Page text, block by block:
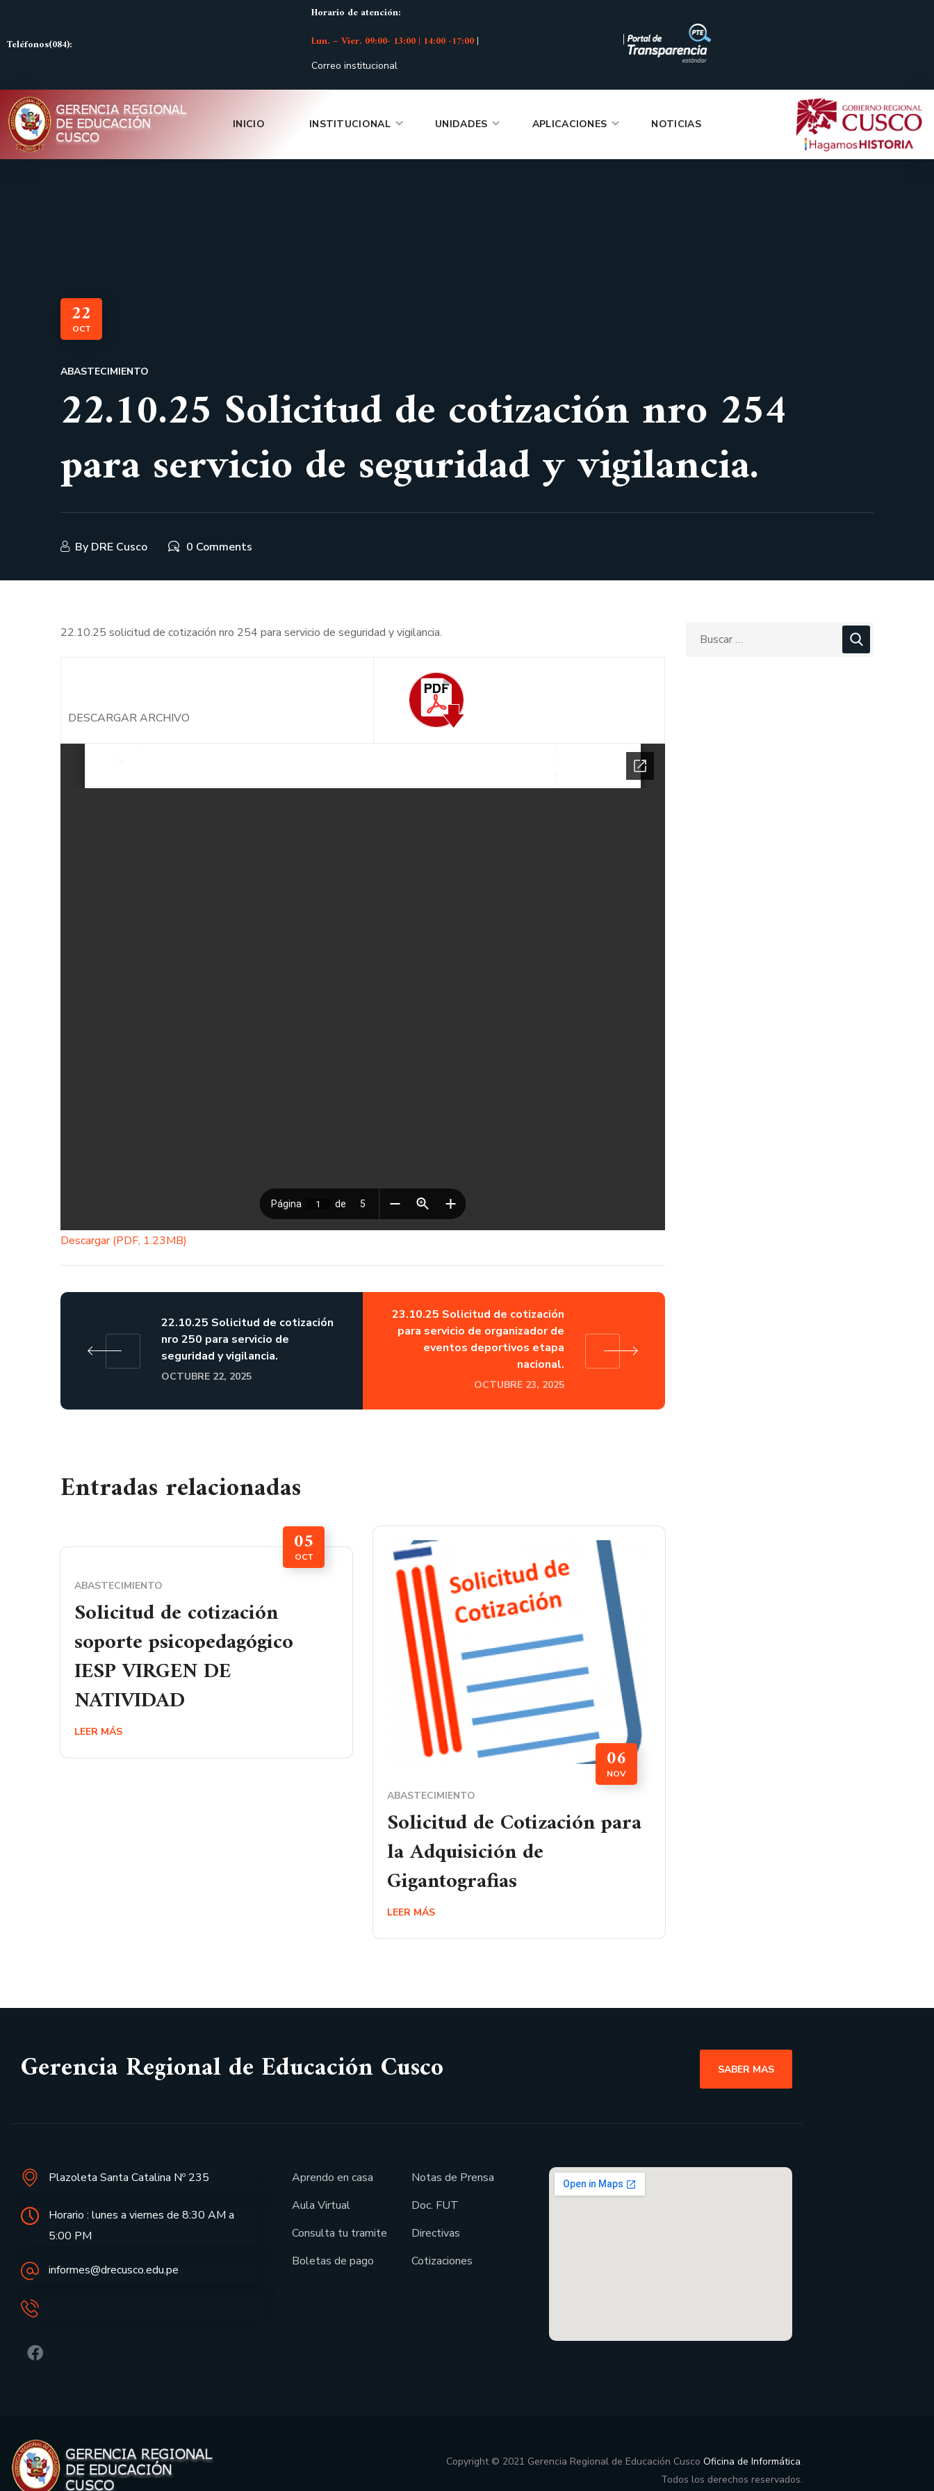
Teléfonos(084):
Horario de atención:
Lun. – Vier. 09:00- 13:00 | 14:00 -17:00|
Correo institucional
|
INICIO INSTITUCIONAL UNIDADES APLICACIONES NOTICIAS
22
OCT
ABASTECIMIENTO
22.10.25 Solicitud de cotización nro 254
para servicio de seguridad y vigilancia.
By DRE Cusco 0 Comments
22.10.25 solicitud de cotización nro 254 para servicio de seguridad y vigilancia.
DESCARGAR ARCHIVO
Descargar (PDF, 1.23MB)
22.10.25 Solicitud de cotización
nro 250 para servicio de
seguridad y vigilancia.
OCTUBRE 22, 2025
23.10.25 Solicitud de cotización
para servicio de organizador de
eventos deportivos etapa
nacional.
OCTUBRE 23, 2025
Entradas relacionadas
05
OCT
ABASTECIMIENTO
Solicitud de cotización
soporte psicopedagógico
IESP VIRGEN DE
NATIVIDAD
LEER MÁS
06
NOV
ABASTECIMIENTO
Solicitud de Cotización para
la Adquisición de
Gigantografias
LEER MÁS
Gerencia Regional de Educación Cusco SABER MAS
Plazoleta Santa Catalina Nº 235
Horario : lunes a viernes de 8:30 AM a
5:00 PM
informes@drecusco.edu.pe
Aprendo en casa
Aula Virtual
Consulta tu tramite
Boletas de pago
Notas de Prensa
Doc. FUT
Directivas
Cotizaciones
Copyright © 2021 Gerencia Regional de Educación Cusco Oficina de Informática.
Todos los derechos reservados.